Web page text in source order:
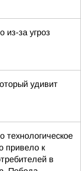
из-за угроз
удивит
технологическое
привело к
в